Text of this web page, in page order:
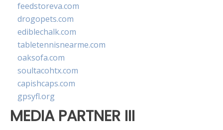
feedstoreva.com
drogopets.com
ediblechalk.com
tabletennisnearme.com
oaksofa.com
soultacohtx.com
capishcaps.com
gpsyfl.org
MEDIA PARTNER III